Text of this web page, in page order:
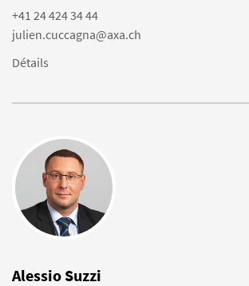
+41 24 424 34 44
julien.cuccagna@axa.ch
Détails
Alessio Suzzi